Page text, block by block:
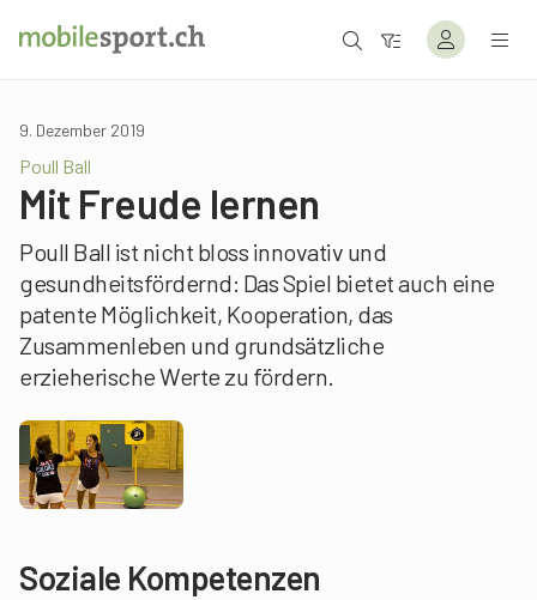
9. Dezember 2019
Poull Ball
Mit Freude lernen
Poull Ball ist nicht bloss innovativ und
gesundheitsfördernd: Das Spiel bietet auch eine
patente Möglichkeit, Kooperation, das
Zusammenleben und grundsätzliche
erzieherische Werte zu fördern.
Soziale Kompetenzen